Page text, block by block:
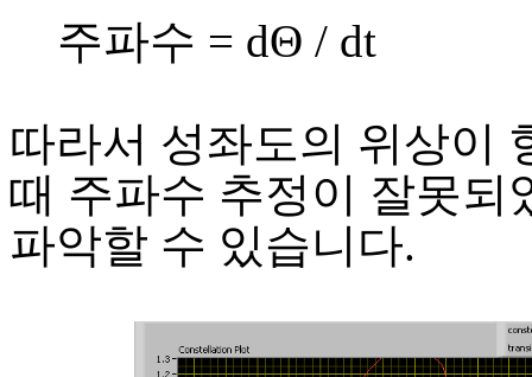
주파수 = dΘ / dt
따라서 성좌도의 위상이
때 주파수 추정이 잘못되
파악할 수 있습니다.